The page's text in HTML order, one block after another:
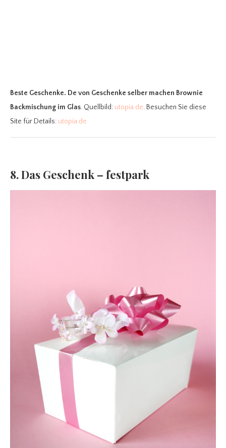
Beste Geschenke. De von Geschenke selber machen Brownie
Backmischung im Glas. Quellbild: utopia.de. Besuchen Sie diese
Site für Details: utopia.de
8. Das Geschenk – festpark